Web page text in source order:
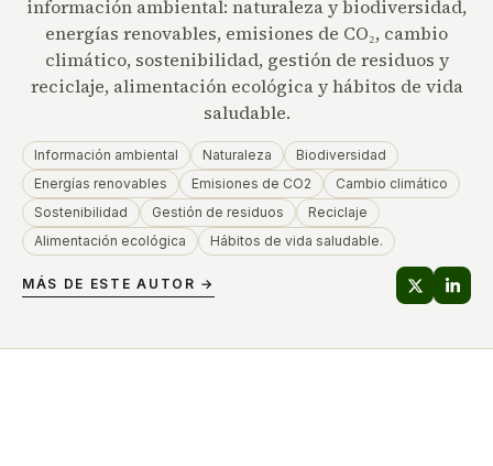
información ambiental: naturaleza y biodiversidad,
energías renovables, emisiones de CO₂, cambio
climático, sostenibilidad, gestión de residuos y
reciclaje, alimentación ecológica y hábitos de vida
saludable.
Información ambiental Naturaleza
Biodiversidad
Energías renovables
Emisiones de CO2
Cambio climático
Sostenibilidad
Gestión de residuos
Reciclaje
Alimentación ecológica
Hábitos de vida saludable.
MÁS DE ESTE AUTOR →